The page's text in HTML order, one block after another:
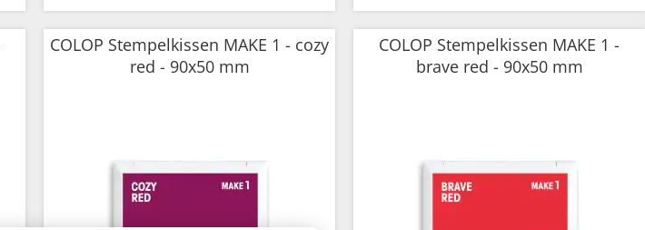
COLOP Stempelkissen MAKE 1 - cozy
red - 90x50 mm
COLOP Stempelkissen MAKE 1 -
brave red - 90x50 mm